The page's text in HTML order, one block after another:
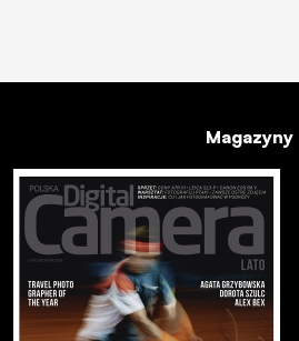
Magazyny